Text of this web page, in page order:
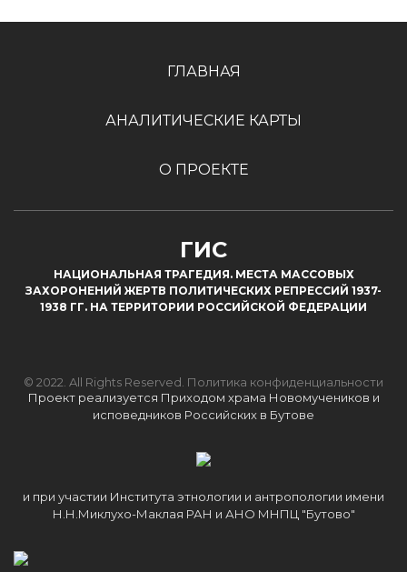
ГЛАВНАЯ
АНАЛИТИЧЕСКИЕ КАРТЫ
О ПРОЕКТЕ
ГИС
НАЦИОНАЛЬНАЯ ТРАГЕДИЯ. МЕСТА МАССОВЫХ
ЗАХОРОНЕНИЙ ЖЕРТВ ПОЛИТИЧЕСКИХ РЕПРЕССИЙ 1937-
1938 ГГ. НА ТЕРРИТОРИИ РОССИЙСКОЙ ФЕДЕРАЦИИ
© 2022. All Rights Reserved. Политика конфиденциальности
Проект реализуется Приходом храма Новомучеников и
исповедников Российских в Бутове
и при участии Института этнологии и антропологии имени
Н.Н.Миклухо-Маклая РАН и АНО МНПЦ "Бутово"